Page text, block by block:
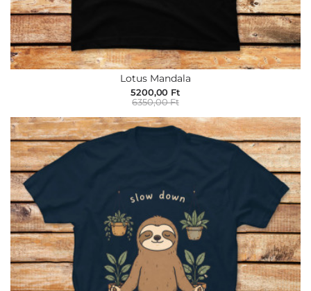
Lotus Mandala
5200,00 Ft
6350,00 Ft